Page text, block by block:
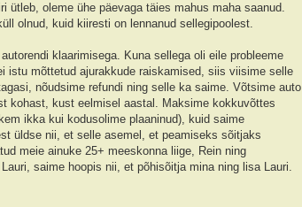
ütleb, oleme ühe päevaga täies mahus maha saanud.
olnud, kuid kiiresti on lennanud sellegipoolest.
klaarimisega. Kuna sellega oli eile probleeme
istu mõttetud ajurakkude raiskamised, siis viisime selle
nõudsime refundi ning selle ka saime. Võtsime auto
kohast, kust eelmisel aastal. Maksime kokkuvõttes
ikka kui kodusolime plaaninud), kuid saime
üldse nii, et selle asemel, et peamiseks sõitjaks
meie ainuke 25+ meeskonna liige, Rein ning
saime hoopis nii, et põhisõitja mina ning lisa Lauri.